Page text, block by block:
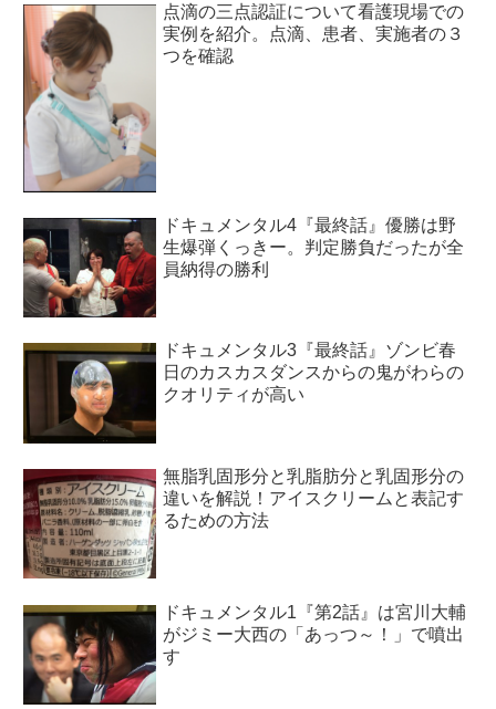
点滴の三点認証について看護現場での
実例を紹介。点滴、患者、実施者の３
つを確認
ドキュメンタル4『最終話』優勝は野
生爆弾くっきー。判定勝負だったが全
員納得の勝利
ドキュメンタル3『最終話』ゾンビ春
日のカスカスダンスからの鬼がわらの
クオリティが高い
無脂乳固形分と乳脂肪分と乳固形分の
違いを解説！アイスクリームと表記す
るための方法
ドキュメンタル1『第2話』は宮川大輔
がジミー大西の「あっつ～！」で噴出
す